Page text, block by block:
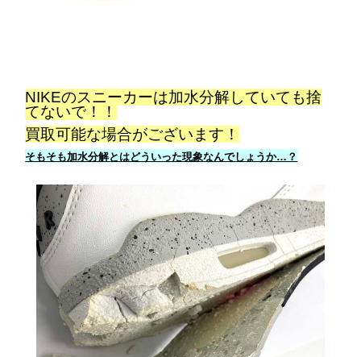
NIKEのスニーカーは加水分解していても捨
てないで！！
買取可能な場合がございます！
そもそも加水分解とはどういった現象なんでしょうか…？